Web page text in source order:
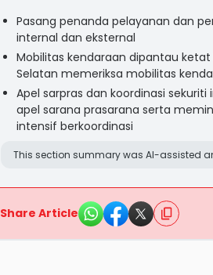
Pasang penanda pelayanan dan
internal dan eksternal
Mobilitas kendaraan dipantau
Selatan memeriksa mobilitas
Apel sarpras dan koordinasi
apel sarana prasarana serta
intensif berkoordinasi
This section summary was AI-assisted
Share Article